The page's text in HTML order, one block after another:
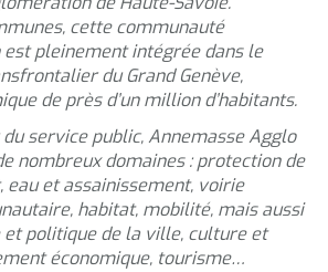
cette communauté
est pleinement intégrée dans le
du Grand Genève,
de près d’un million d’habitants.
service public, Annemasse Agglo
nombreux domaines : protection de
eau et assainissement, voirie
habitat, mobilité, mais aussi
et politique de la ville, culture et
économique, tourisme…